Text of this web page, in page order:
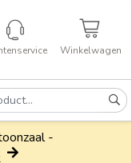
Winkelwagen
-